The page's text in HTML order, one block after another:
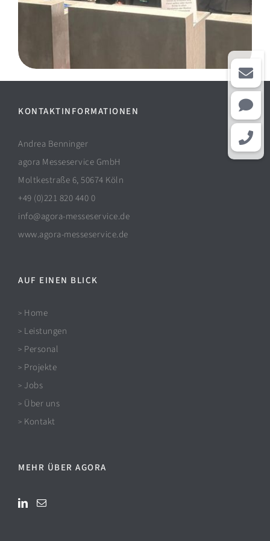
KONTAKTINFORMATIONEN
Andrea Benninger
agora Messeservice GmbH
Moltkestraße 6, 50674 Köln
+49 (0)221 820 440 0
info@agora-messeservice.de
www.agora-messeservice.de
AUF EINEN BLICK
> Home
> Leistungen
> Personal
> Projekte
> Jobs
> Über uns
> Kontakt
MEHR ÜBER AGORA